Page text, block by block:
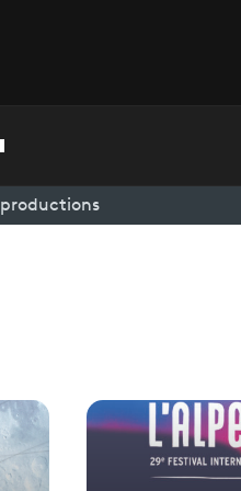
productions